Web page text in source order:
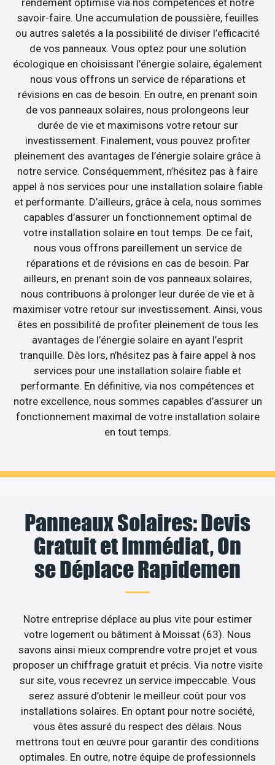
rendement optimisé via nos compétences et notre
savoir-faire. Une accumulation de poussière, feuilles
ou autres saletés a la possibilité de diviser l’efficacité
de vos panneaux. Vous optez pour une solution
écologique en choisissant l’énergie solaire, également
nous vous offrons un service de réparations et
révisions en cas de besoin. En outre, en prenant soin
de vos panneaux solaires, nous prolongeons leur
durée de vie et maximisons votre retour sur
investissement. Finalement, vous pouvez profiter
pleinement des avantages de l’énergie solaire grâce à
notre service. Conséquemment, n’hésitez pas à faire
appel à nos services pour une installation solaire fiable
et performante. D’ailleurs, grâce à cela, nous sommes
capables d’assurer un fonctionnement optimal de
votre installation solaire en tout temps. De ce fait,
nous vous offrons pareillement un service de
réparations et de révisions en cas de besoin. Par
ailleurs, en prenant soin de vos panneaux solaires,
nous contribuons à prolonger leur durée de vie et à
maximiser votre retour sur investissement. Ainsi, vous
êtes en possibilité de profiter pleinement de tous les
avantages de l’énergie solaire en ayant l’esprit
tranquille. Dès lors, n’hésitez pas à faire appel à nos
services pour une installation solaire fiable et
performante. En définitive, via nos compétences et
notre excellence, nous sommes capables d’assurer un
fonctionnement maximal de votre installation solaire
en tout temps.
Panneaux Solaires: Devis
Gratuit et Immédiat, On
se Déplace Rapidemen
Notre entreprise déplace au plus vite pour estimer
votre logement ou bâtiment à Moissat (63). Nous
savons ainsi mieux comprendre votre projet et vous
proposer un chiffrage gratuit et précis. Via notre visite
sur site, vous recevrez un service impeccable. Vous
serez assuré d’obtenir le meilleur coût pour vos
installations solaires. En optant pour notre société,
vous êtes assuré du respect des délais. Nous
mettrons tout en œuvre pour garantir des conditions
optimales. En outre, notre équipe de professionnels